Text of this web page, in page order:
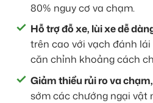
80% nguy cơ va chạm.
Hỗ trợ đỗ xe, lùi xe dễ
trên cao với vạch đánh
căn chỉnh khoảng cách
Giảm thiểu rủi ro va
sớm các chướng ngại vật